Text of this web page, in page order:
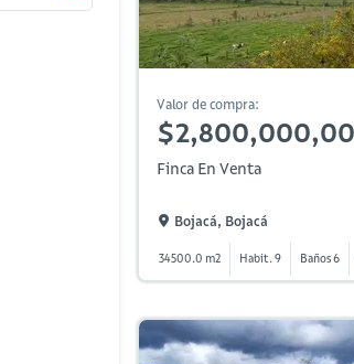
Valor de compra:
Finca En Venta
Bojacá, Bojacá
34500.0 m2 Habit. 9 Baños 6